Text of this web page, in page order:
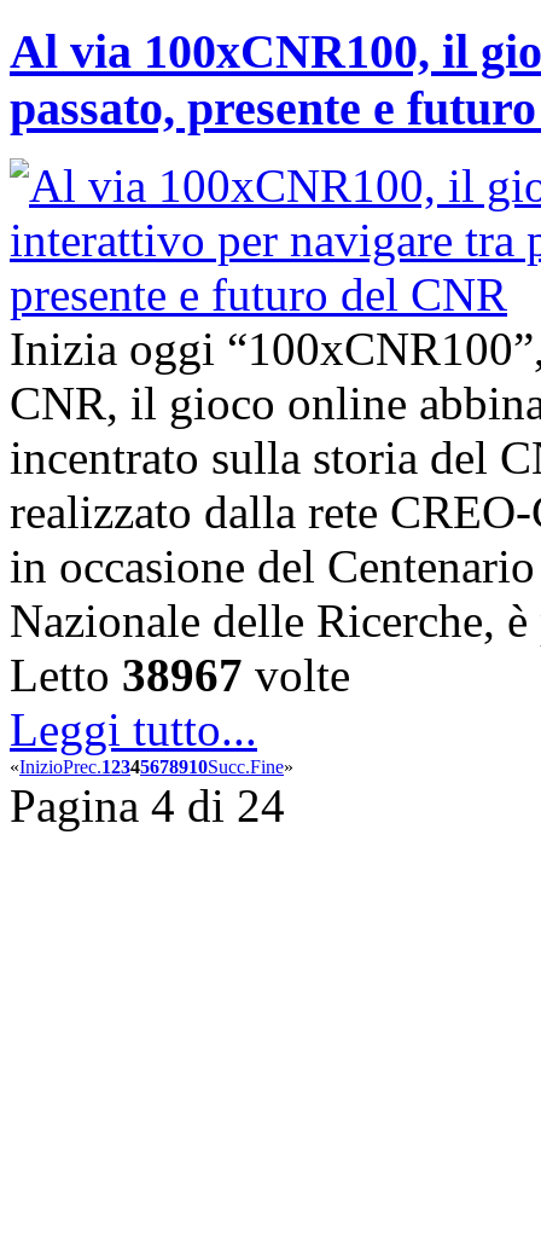
Al via 100xCNR100, il
passato, presente e
Inizia oggi
CNR, il gioco online
incentrato sulla storia del
realizzato dalla rete
in occasione del
Nazionale delle Ricerche,
Letto 38967 volte
Leggi tutto...
«InizioPrec.12345678910Succ.Fine»
Pagina 4 di 24